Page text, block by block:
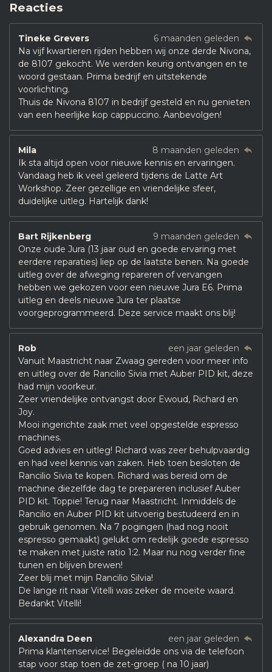
Reacties
Tineke Grevers
6 maanden geleden
Na vijf kwartieren rijden hebben wij onze derde Nivona,
de 8107 gekocht. We werden keurig ontvangen en te
woord gestaan. Prima bedrijf en uitstekende
voorlichting.
Thuis de Nivona 8107 in bedrijf gesteld en nu genieten
van een heerlijke kop cappuccino. Aanbevolgen!
Mila
8 maanden geleden
Ik sta altijd open voor nieuwe kennis en ervaringen.
Vandaag heb ik veel geleerd tijdens de Latte Art
Workshop. Zeer gezellige en vriendelijke sfeer,
duidelijke uitleg. Hartelijk dank!
Bart Rijkenberg
9 maanden geleden
Onze oude Jura (13 jaar oud en goede ervaring met
eerdere reparaties) liep op de laatste benen. Na goede
uitleg over de afweging repareren of vervangen
hebben we gekozen voor een nieuwe Jura E6. Prima
uitleg en deels nieuwe Jura ter plaatse
voorgeprogrammeerd. Deze service maakt ons blij!
Rob
een jaar geleden
Vanuit Maastricht naar Zwaag gereden voor meer info
en uitleg over de Rancilio Sivia met Auber PID kit, deze
had mijn voorkeur.
Zeer vriendelijke ontvangst door Ewoud, Richard en
Joy.
Mooi ingerichte zaak met veel opgestelde espresso
machines.
Goed advies en uitleg! Richard was zeer behulpvaardig
en had veel kennis van zaken. Heb toen besloten de
Rancilio Sivia te kopen. Richard was bereid om de
machine diezelfde dag te prepareren inclusief Auber
PID kit. Toppie! Terug naar Maastricht. Inmiddels de
Rancilio en Auber PID kit uitvoerig bestudeerd en in
gebruik genomen. Na 7 pogingen (had nog nooit
espresso gemaakt) gelukt om redelijk goede espresso
te maken met juiste ratio 1:2. Maar nu nog verder fine
tunen en blijven brewen!
Zeer blij met mijn Rancilio Silvia!
De lange rit naar Vitelli was zeker de moeite waard.
Bedankt Vitelli!
Alexandra Deen
een jaar geleden
Prima klantenservice! Begeleidde ons via de telefoon
stap voor stap toen de zet-groep ( na 10 jaar)